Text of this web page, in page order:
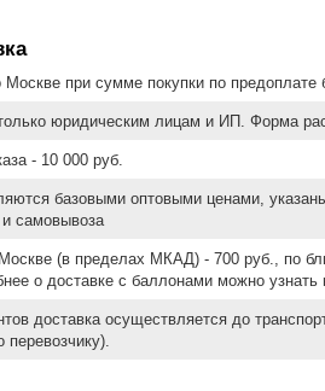
Москве при сумме покупки по предоплате
юридическим лицам и ИП. Форма
- 10 000 руб.
базовыми оптовыми ценами,
самовывоза
(в пределах МКАД) - 700 руб., по
о доставке с баллонами можно узнать
доставка осуществляется до